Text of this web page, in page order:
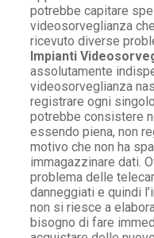
potrebbe capitare
videosorveglianza
ricevuto diverse
Impianti
assolutamente
videosorveglianza
registrare ogni
potrebbe consistere
essendo piena, non
motivo che non ha
immagazzinare dati.
problema delle
danneggiati e quindi
non si riesce a
bisogno di fare